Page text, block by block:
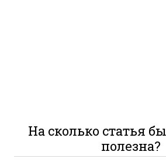
На сколько статья
полезна?